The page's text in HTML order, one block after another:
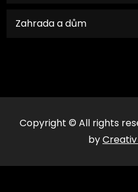
Zahrada a dům
Copyright © All rights
by